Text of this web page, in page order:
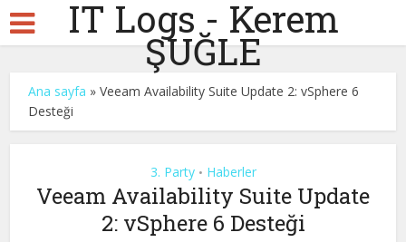
IT Logs - Kerem
ŞUĞLE
Ana sayfa »Veeam Availability Suite Update 2: vSphere 6
Desteği
3. Party • Haberler
Veeam Availability Suite Update
2: vSphere 6 Desteği